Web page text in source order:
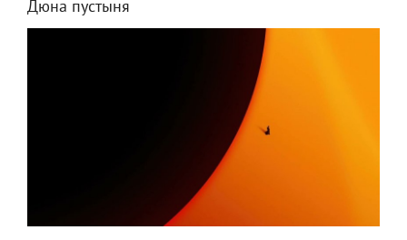
Дюна пустыня